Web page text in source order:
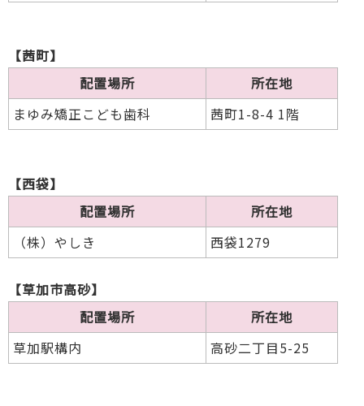
【茜町】
配置場所
所在地
まゆみ矯正こども歯科
茜町1-8-4 1階
【西袋】
配置場所
所在地
（株）やしき
西袋1279
【草加市高砂】
配置場所
所在地
草加駅構内
高砂二丁目5-25